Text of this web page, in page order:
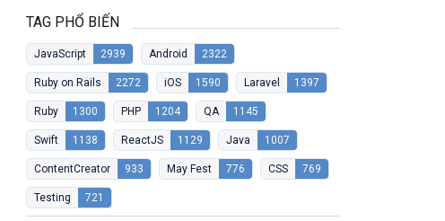
TAG PHỔ BIẾN
JavaScript 2939 Android 2322
Ruby on Rails 2272 iOS 1590 Laravel 1397
Ruby 1300 PHP 1204 QA 1145
Swift 1138 ReactJS 1129 Java 1007
ContentCreator 933 May Fest 776 CSS 769
Testing 721